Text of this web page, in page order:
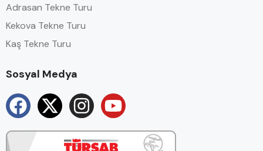
Adrasan Tekne Turu
Kekova Tekne Turu
Kaş Tekne Turu
Sosyal Medya